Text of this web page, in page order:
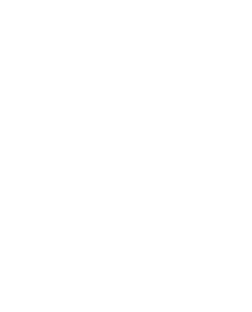
и пропавших без вести в период Великой
на 01.06.2013)
учреждениям и организациям следующие
мастерские и т.д.);